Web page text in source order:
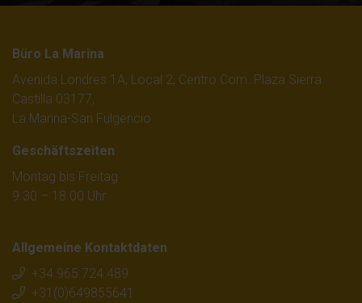
Büro La Marina
Avenida Londres 1A, Local 2, Centro Com. Plaza Sierra
Castilla 03177,
La Marina-San Fulgencio
Geschäftszeiten
Montag bis Freitag
9.30 – 18.00 Uhr
Allgemeine Kontaktdaten
+34 965 724 489
+31(0)649855641